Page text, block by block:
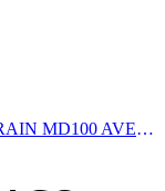
PLAQUE D'ABOUT ACO MULTIDRAIN MD100 AVEC SORTIE DIAM.110